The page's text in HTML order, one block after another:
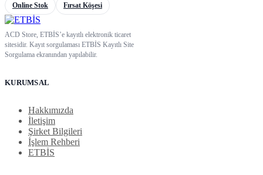
Online Stok Fırsat Köşesi
ACD Store, ETBİS’e kayıtlı elektronik ticaret
sitesidir. Kayıt sorgulaması ETBİS Kayıtlı Site
Sorgulama ekranından yapılabilir.
KURUMSAL
Hakkımızda
İletişim
Şirket Bilgileri
İşlem Rehberi
ETBİS